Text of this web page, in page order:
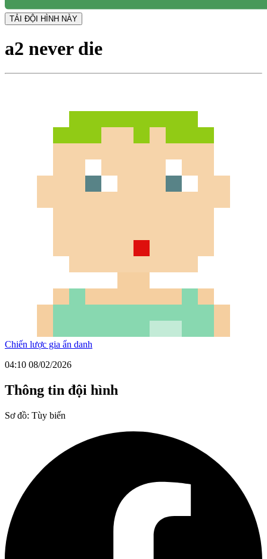
TẢI ĐỘI HÌNH NÀY
a2 never die
Chiến lược gia ẩn danh
04:10 08/02/2026
Thông tin đội hình
Sơ đồ: Tùy biến